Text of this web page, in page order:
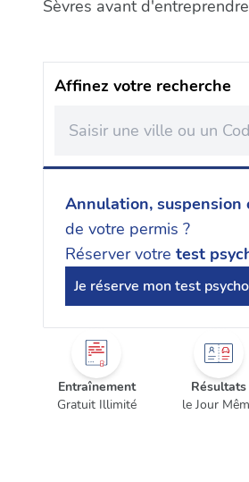
Sèvres avant
Affinez votre recherche
Annulation, suspension
de votre permis ?
Réserver votre test
Je réserve mon test
Entraînement
Gratuit Illimité
Résultats
le Jour